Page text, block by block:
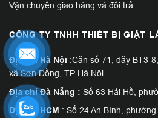
Vận chuyển giao hàng và đổi trả
CÔNG TY TNHH THIẾT BỊ GIẶT
Địa chỉ Hà Nội :Căn số 71, dãy BT3-
xã Sơn Đồng, TP Hà Nội
Địa chỉ Đà Nẵng : Số 63 Hải Hồ,
Địa chỉ HCM : Số 24 An Bình,